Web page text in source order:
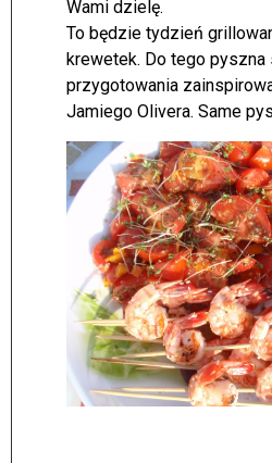
Wami dzielę.
To będzie tydzień
krewetek. Do tego pyszna
przygotowania
Jamiego Olivera. Same